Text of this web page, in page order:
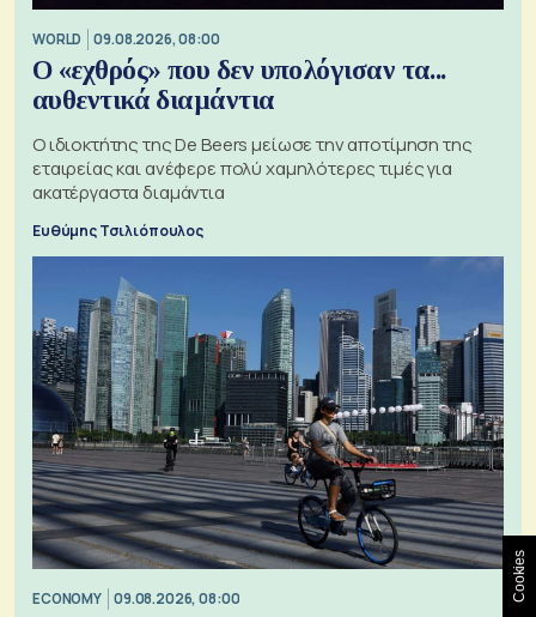
WORLD 09.08.2026, 08:00
Ο «εχθρός» που δεν υπολόγισαν τα...
αυθεντικά διαμάντια
Ο ιδιοκτήτης της De Beers μείωσε την αποτίμηση της
εταιρείας και ανέφερε πολύ χαμηλότερες τιμές για
ακατέργαστα διαμάντια
Ευθύμης Τσιλιόπουλος
ECONOMY 09.08.2026, 08:00 Cookies